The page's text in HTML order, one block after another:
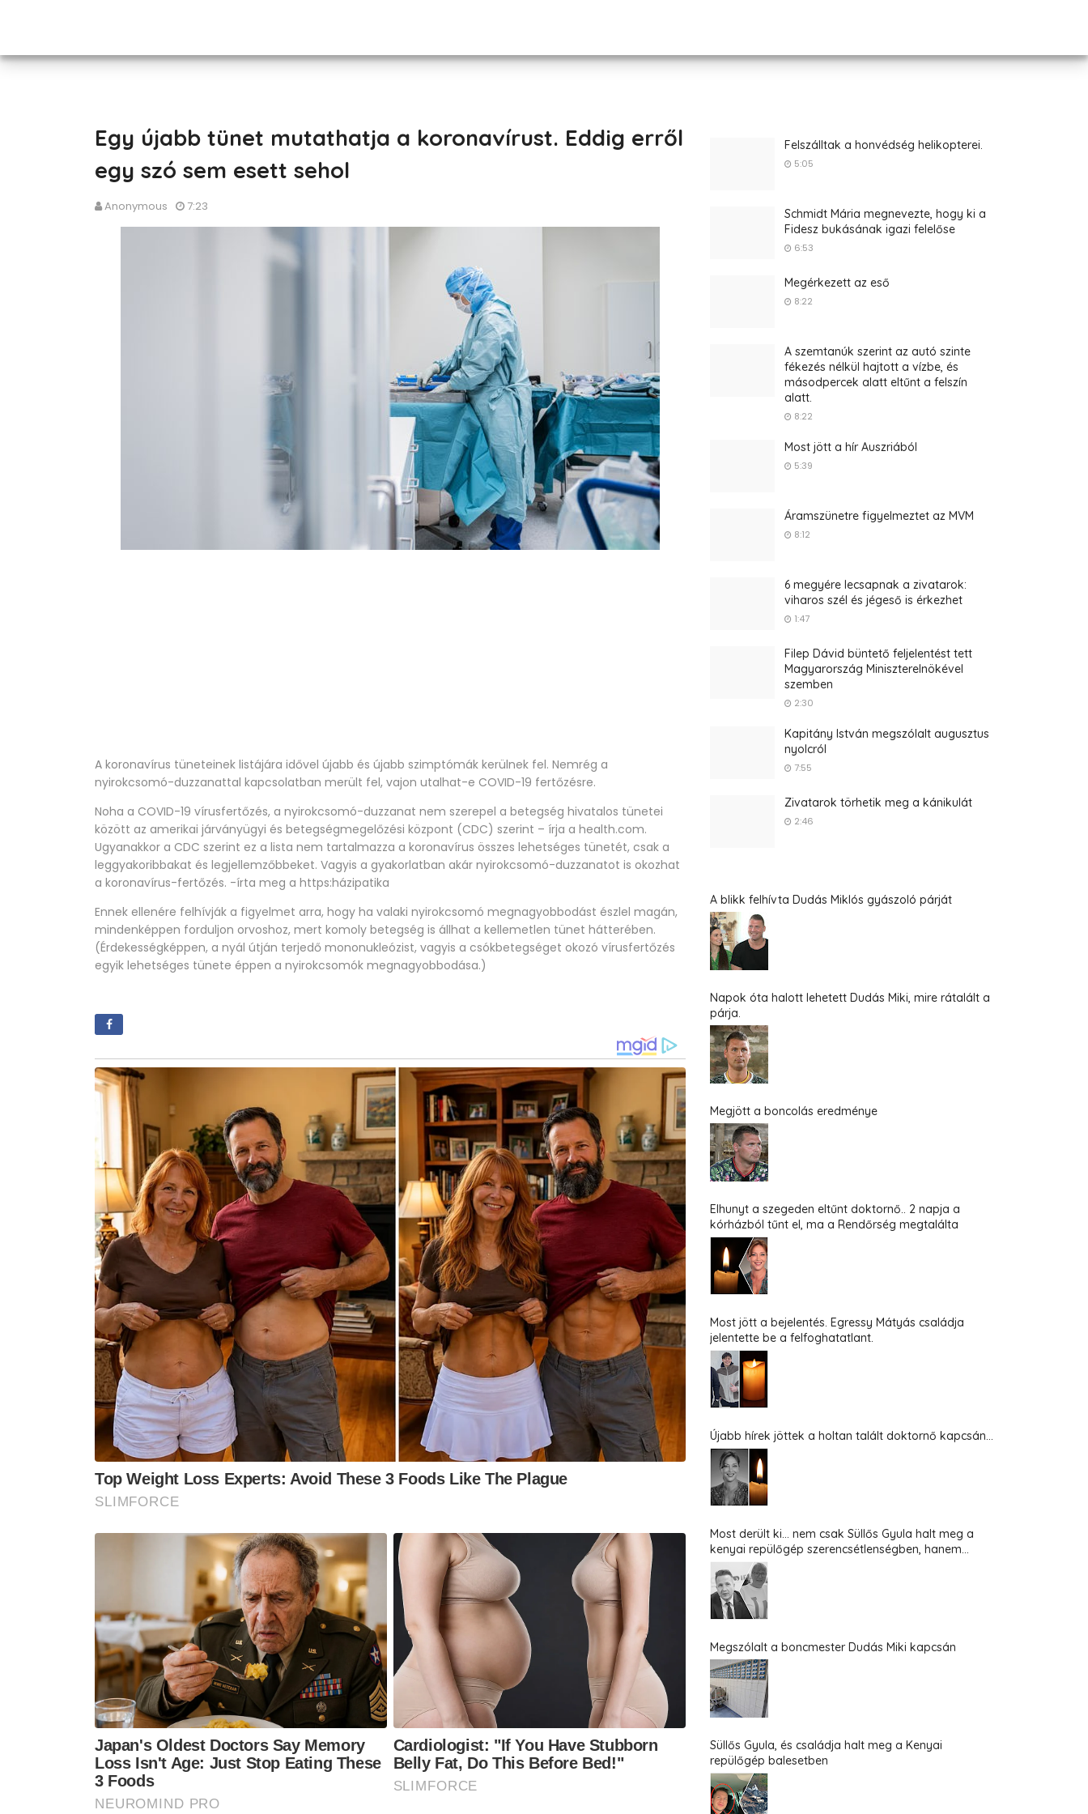
Egy újabb tünet mutathatja a koronavírust. Eddig erről
egy szó sem esett sehol
Anonymous 7:23
A koronavírus tüneteinek listájára idővel újabb és újabb szimptómák kerülnek fel. Nemrég a
nyirokcsomó-duzzanattal kapcsolatban merült fel, vajon utalhat-e COVID-19 fertőzésre.
Noha a COVID-19 vírusfertőzés, a nyirokcsomó-duzzanat nem szerepel a betegség hivatalos tünetei
között az amerikai járványügyi és betegségmegelőzési központ (CDC) szerint – írja a health.com.
Ugyanakkor a CDC szerint ez a lista nem tartalmazza a koronavírus összes lehetséges tünetét, csak a
leggyakoribbakat és legjellemzőbbeket. Vagyis a gyakorlatban akár nyirokcsomó-duzzanatot is okozhat
a koronavírus-fertőzés. -írta meg a https:házipatika
Ennek ellenére felhívják a figyelmet arra, hogy ha valaki nyirokcsomó megnagyobbodást észlel magán,
mindenképpen forduljon orvoshoz, mert komoly betegség is állhat a kellemetlen tünet hátterében.
(Érdekességképpen, a nyál útján terjedő mononukleózist, vagyis a csókbetegséget okozó vírusfertőzés
egyik lehetséges tünete éppen a nyirokcsomók megnagyobbodása.)
Felszálltak a honvédség helikopterei.
5:05
Schmidt Mária megnevezte, hogy ki a
Fidesz bukásának igazi felelőse
6:53
Megérkezett az eső
8:22
A szemtanúk szerint az autó szinte
fékezés nélkül hajtott a vízbe, és
másodpercek alatt eltűnt a felszín
alatt.
8:22
Most jött a hír Auszriából
5:39
Áramszünetre figyelmeztet az MVM
8:12
6 megyére lecsapnak a zivatarok:
viharos szél és jégeső is érkezhet
1:47
Filep Dávid büntető feljelentést tett
Magyarország Miniszterelnökével
szemben
2:30
Kapitány István megszólalt augusztus
nyolcról
7:55
Zivatarok törhetik meg a kánikulát
2:46
A blikk felhívta Dudás Miklós gyászoló párját
Napok óta halott lehetett Dudás Miki, mire rátalált a
párja.
Megjött a boncolás eredménye
Elhunyt a szegeden eltűnt doktornő.. 2 napja a
kórházból tűnt el, ma a Rendőrség megtalálta
Most jött a bejelentés. Egressy Mátyás családja
jelentette be a felfoghatatlant.
Újabb hírek jöttek a holtan talált doktornő kapcsán...
Most derült ki... nem csak Süllős Gyula halt meg a
kenyai repülőgép szerencsétlenségben, hanem...
Megszólalt a boncmester Dudás Miki kapcsán
Süllős Gyula, és családja halt meg a Kenyai
repülőgép balesetben